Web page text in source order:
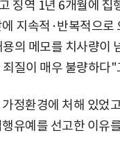
징역 1년 6개월에 집
지속적·반복적으로
의 메모를 치사량이
질이 매우 불량하다"
정환경에 처해 있었
유예를 선고한 이유